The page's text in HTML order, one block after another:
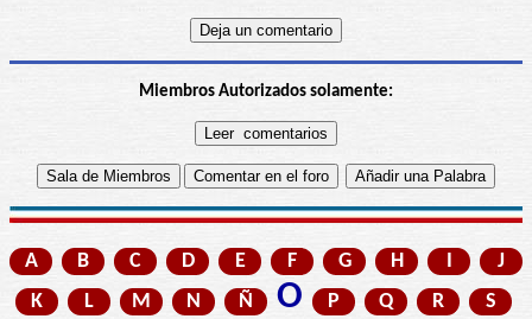
Miembros Autorizados solamente:
A B C D E F G H I
J
K
L M N Ñ O P Q R
S